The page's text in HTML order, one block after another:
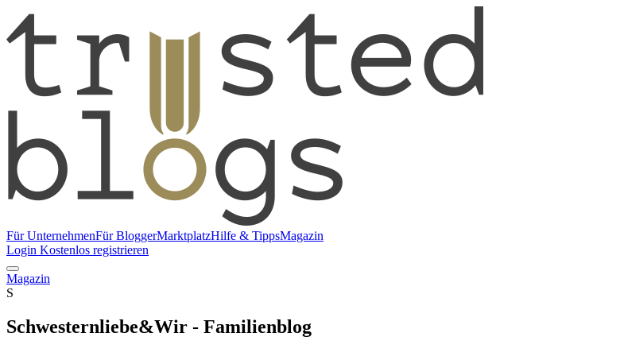
Für UnternehmenFür BloggerMarktplatzHilfe & TippsMagazin
Login Kostenlos registrieren
Magazin
S
Schwesternliebe&Wir - Familienblog